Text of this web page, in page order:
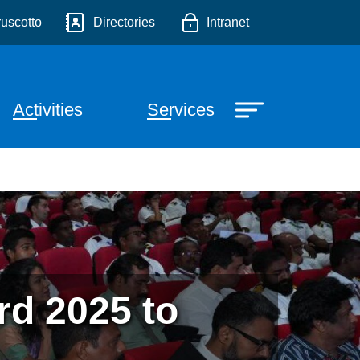
- Elio Fanara -
Directories Intranet
principale
Activities Services